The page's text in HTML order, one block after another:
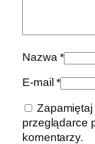
o
i
v
Nazwa*
E-mail*
przeglądarce
komentarzy.